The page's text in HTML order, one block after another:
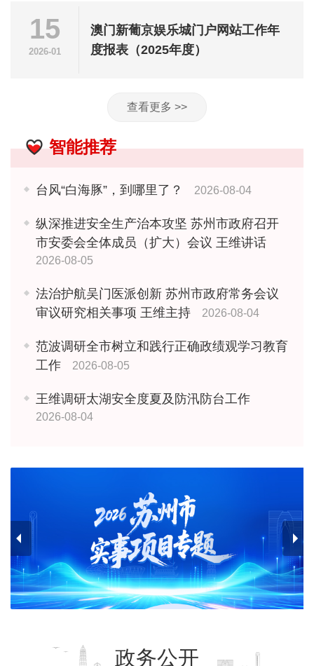
15
2026-01
澳门新葡京娱乐城门户网站工作年
度报表（2025年度）
查看更多 >>
智能推荐
台风“白海豚”，到哪里了？ 2026-08-04
纵深推进安全生产治本攻坚 苏州市政府召开
市安委会全体成员（扩大）会议 王维讲话
2026-08-05
法治护航吴门医派创新 苏州市政府常务会议
审议研究相关事项 王维主持
2026-08-04
范波调研全市树立和践行正确政绩观学习教育
工作
2026-08-05
王维调研太湖安全度夏及防汛防台工作
2026-08-04
政务公开